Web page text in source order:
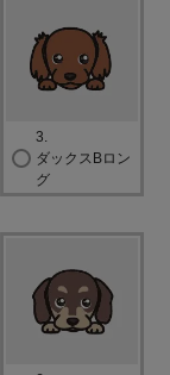
3.
ダックスBロン
グ